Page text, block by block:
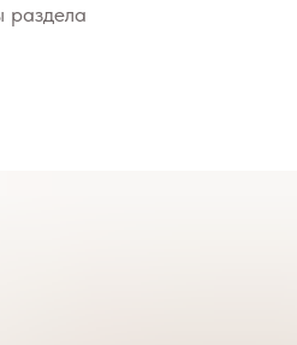
раздела